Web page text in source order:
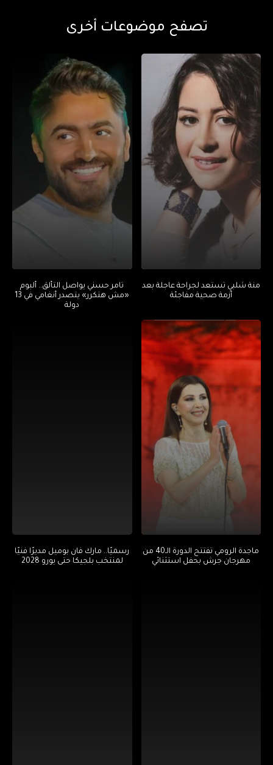
تصفح موضوعات أخرى
منة شلبي تستعد لجراحة عاجلة بعد
أزمة صحية مفاجئة
تامر حسني يواصل التألق.. ألبوم
«مش هتكرر» يتصدر أنغامي في 13
دولة
ماجدة الرومي تفتتح الدورة الـ40 من
مهرجان جرش بحفل استثنائي
رسميًا.. مارك فان بوميل مديرًا فنيًا
لمنتخب بلجيكا حتى يورو 2028